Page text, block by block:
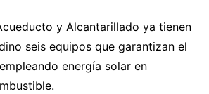
y Alcantarillado ya tienen
seis equipos que garantizan el
energía solar en